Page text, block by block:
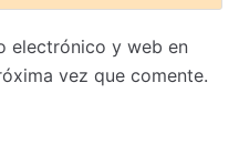
electrónico y web en
vez que comente.